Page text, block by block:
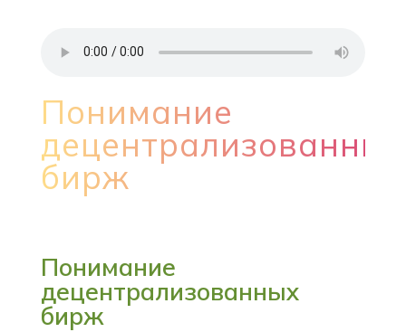
Понимание
децентрализованных
бирж
Понимание
децентрализованных
бирж